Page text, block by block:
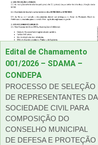
Edital de Chamamento
001/2026 – SDAMA –
CONDEPA
PROCESSO DE SELEÇÃO
DE REPRESENTANTES DA
SOCIEDADE CIVIL PARA
COMPOSIÇÃO DO
CONSELHO MUNICIPAL
DE DEFESA E PROTEÇÃO